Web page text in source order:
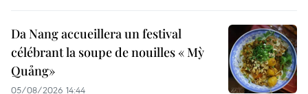
Da Nang accueillera un festival
célébrant la soupe de nouilles « Mỳ
Quảng»
05/08/2026 14:44